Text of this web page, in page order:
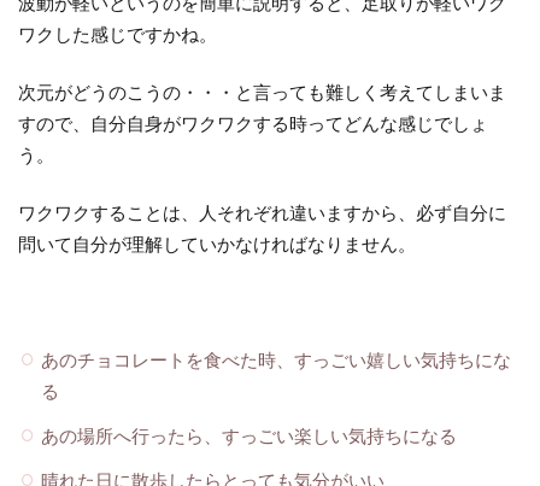
ワクした感じですかね。
次元がどうのこうの・・・と言っても難しく考えてしまいま
すので、自分自身がワクワクする時ってどんな感じでしょ
う。
ワクワクすることは、人それぞれ違いますから、必ず自分に
問いて自分が理解していかなければなりません。
あのチョコレートを食べた時、すっごい嬉しい気持ちにな
る
あの場所へ行ったら、すっごい楽しい気持ちになる
晴れた日に散歩したらとっても気分がいい